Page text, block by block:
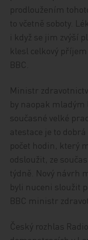
prodloužením
to včetně soboty.
i když se jim zvýší
klesl celkový
BBC.
Ministr
by naopak
současné velké
atestace je to
počet hodin, který
odsloužit, ze
týdně. Nový návrh
byli nuceni sloužit
BBC ministr
Český rozhlas